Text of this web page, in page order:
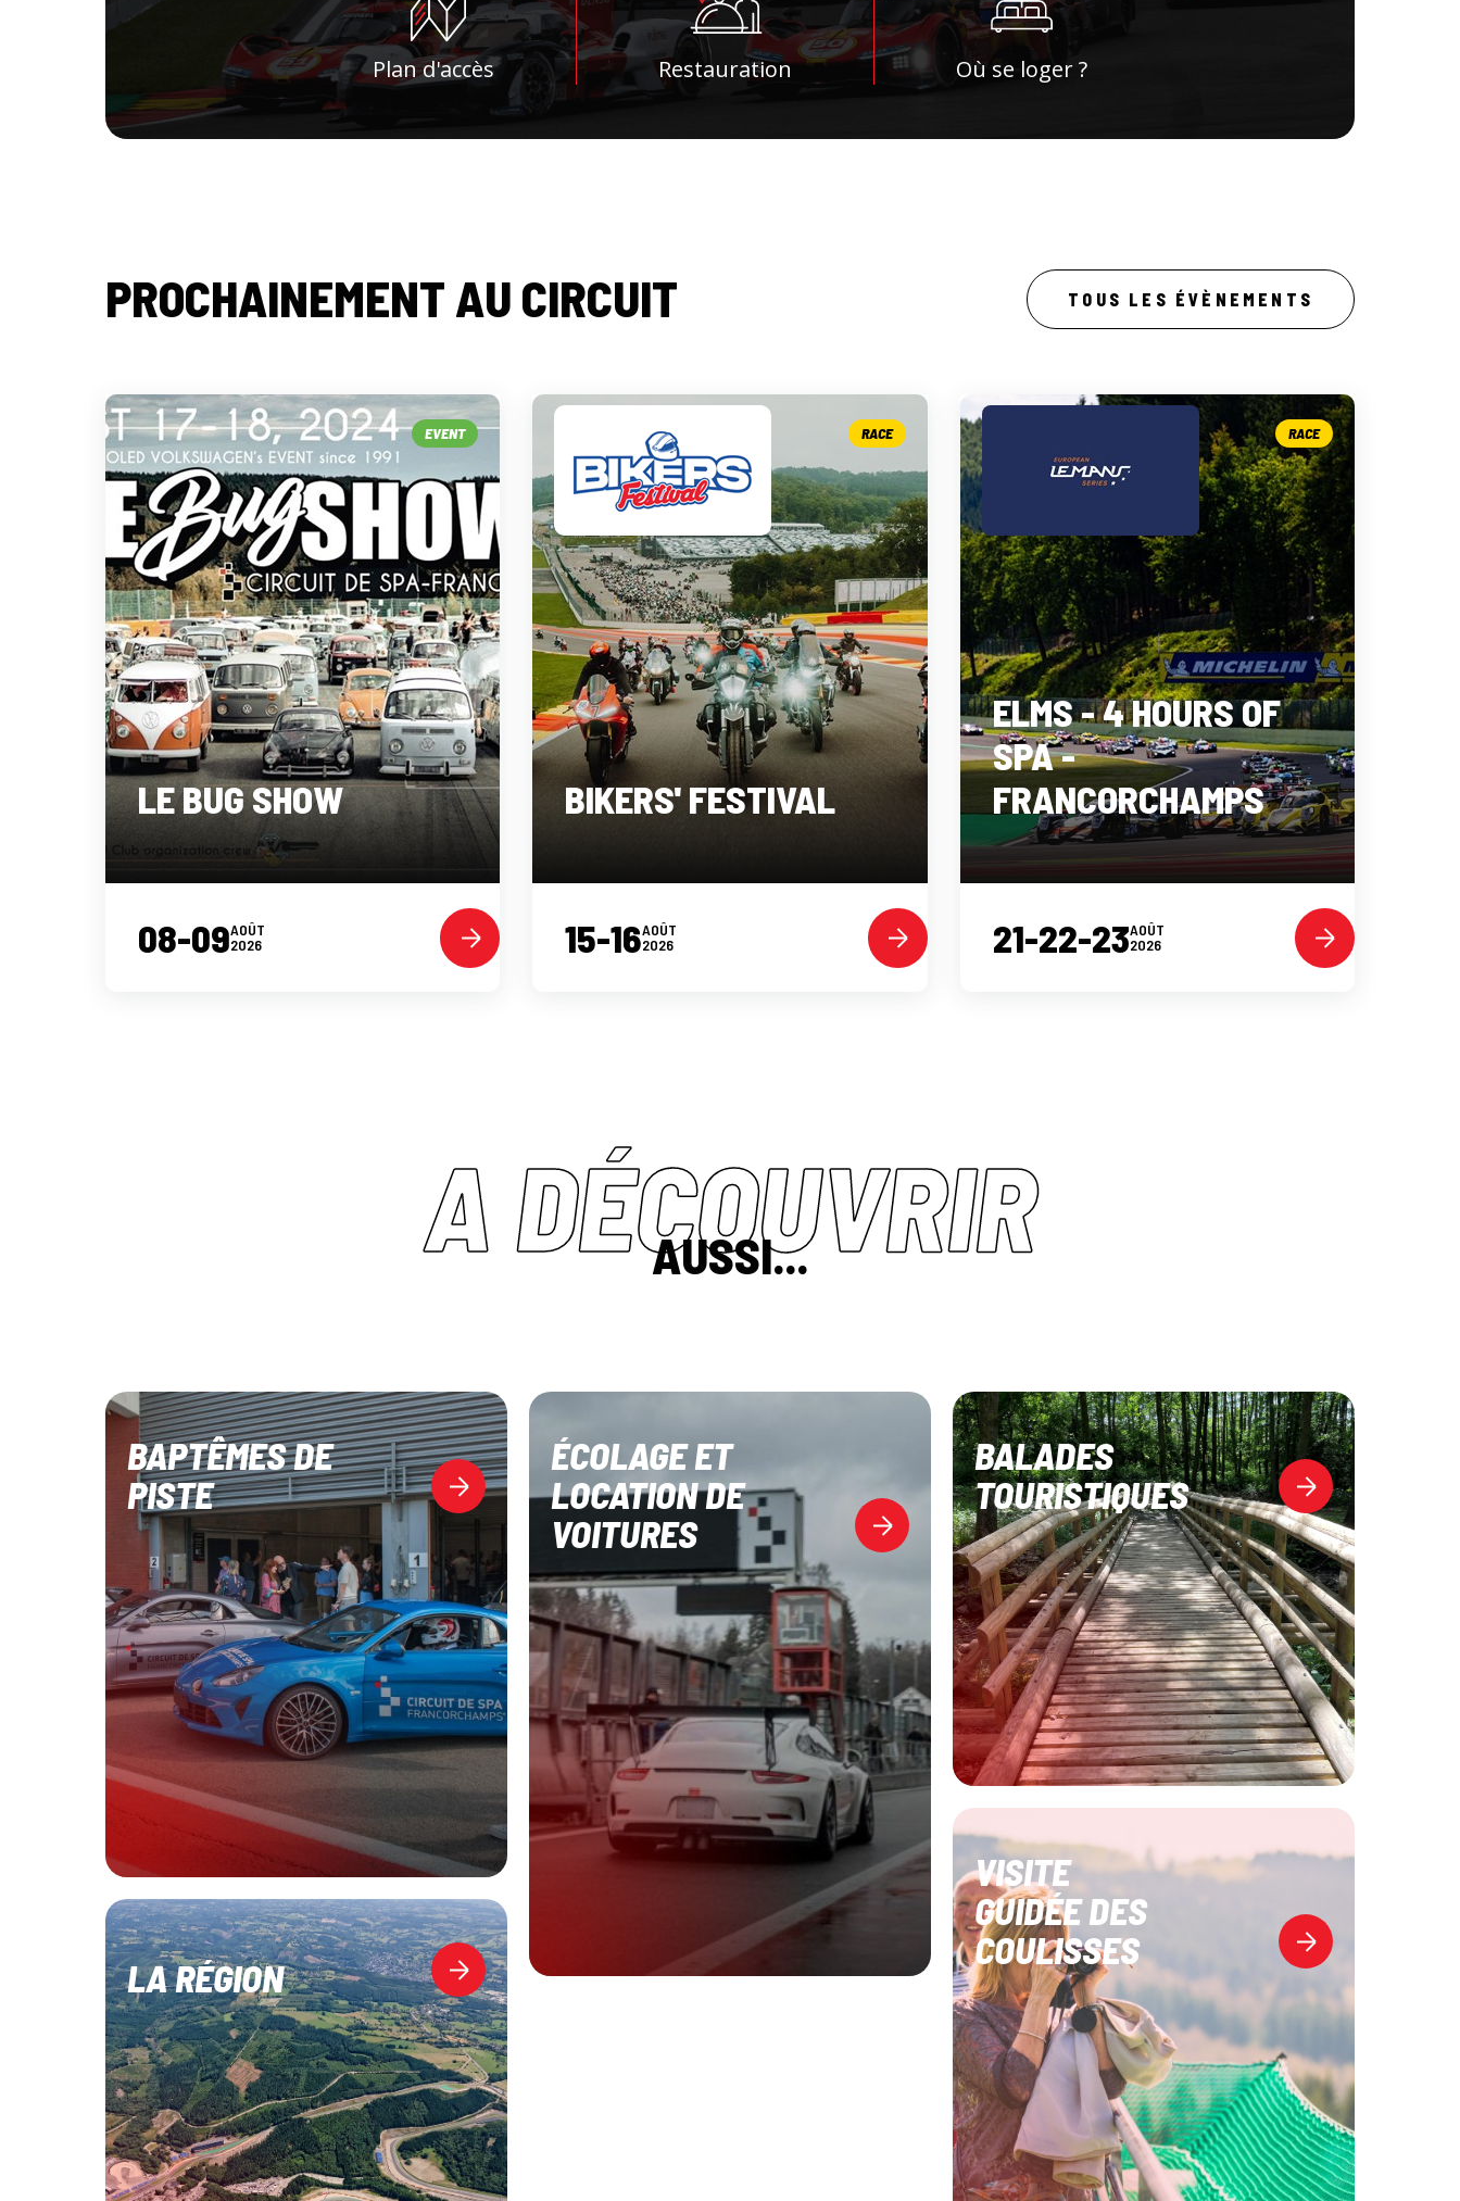
Plan d'accès Restauration Où se loger ?
PROCHAINEMENT AU CIRCUIT TOUS LES ÉVÈNEMENTS
LE BUG SHOW
EVENT
08-09AOÛT
2026
BIKERS' FESTIVAL
RACE
15-16AOÛT
2026
ELMS - 4 HOURS OF
SPA -
FRANCORCHAMPS
RACE
21-22-23AOÛT
2026
A DÉCOUVRIR
AUSSI...
BAPTÊMES DE
PISTE
ÉCOLAGE ET
LOCATION DE
VOITURES
BALADES
TOURISTIQUES
VISITE
GUIDÉE DES
COULISSES
LA RÉGION